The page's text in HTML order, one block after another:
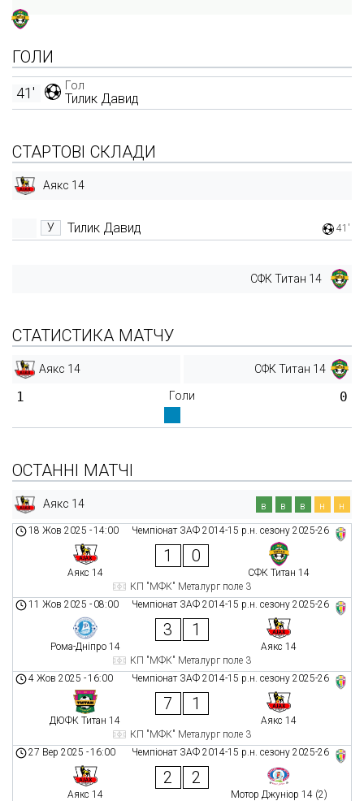
ГОЛИ
Гол
Тилик Давид
41'
СТАРТОВІ СКЛАДИ
Аякс 14
У Тилик Давид 41'
СФК Титан 14
СТАТИСТИКА МАТЧУ
Аякс 14 СФК Титан 14
1 Голи 0
ОСТАННІ МАТЧІ
Аякс 14 в в в н н
Чемпіонат ЗАФ 2014-15 р.н. сезону 2025-26
18 Жов 2025 -14:00
Аякс 14
1 0
СФК Титан 14
КП "МФК" Металург поле 3
Чемпіонат ЗАФ 2014-15 р.н. сезону 2025-26
11 Жов 2025 - 08:00
Рома-Дніпро 14
3 1
Аякс 14
КП "МФК" Металург поле 3
Чемпіонат ЗАФ 2014-15 р.н. сезону 2025-26
4 Жов 2025 -16:00
ДЮФК Титан 14
7 1
Аякс 14
КП "МФК" Металург поле 3
Чемпіонат ЗАФ 2014-15 р.н. сезону 2025-26
27 Вер 2025 -16:00
Аякс 14
2 2
Мотор Джуніор 14 (2)